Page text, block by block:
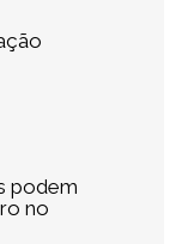
podem
no